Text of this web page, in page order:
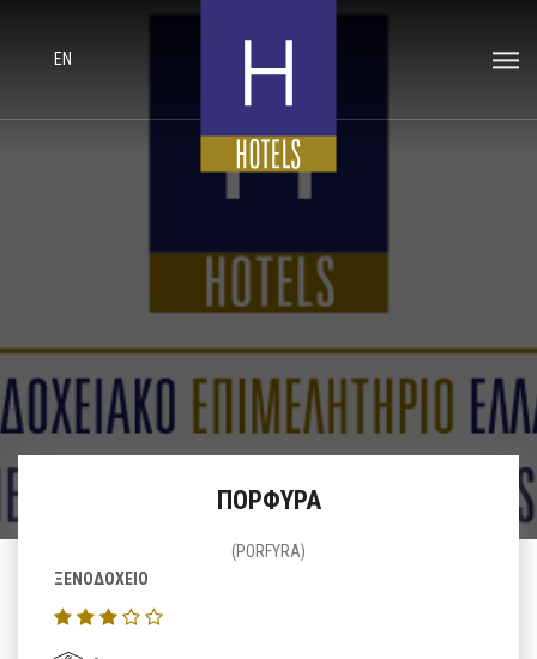
EN
ΠΟΡΦΥΡΑ
(PORFYRA)
ΞΕΝΟΔΟΧΕΙΟ